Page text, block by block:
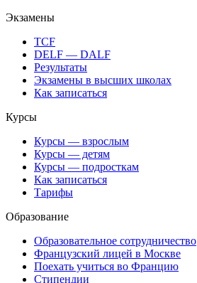
Экзамены
TCF
DELF — DALF
Результаты
Экзамены в высших школах
Как записаться
Курсы
Курсы — взрослым
Курсы — детям
Курсы — подросткам
Как записаться
Тарифы
Образование
Образовательное сотрудничество
Французский лицей в Москве
Поехать учиться во Францию
Стипендии